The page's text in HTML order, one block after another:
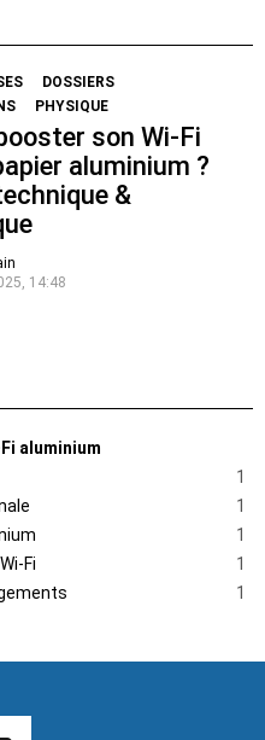
DOSSIERS
PHYSIQUE
son Wi-Fi
aluminium ?
&
14:48
aluminium
1
1
1
Fi
1
1